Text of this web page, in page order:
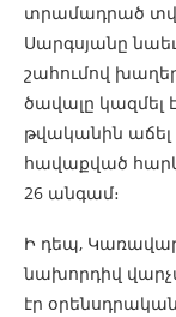
տրամադրած
Սարգսյանը
շահումով
ծավալը կազմել
թվականին աճել
հավաքված
26 անգամ։
Ի դեպ,
նախորդիվ
էր